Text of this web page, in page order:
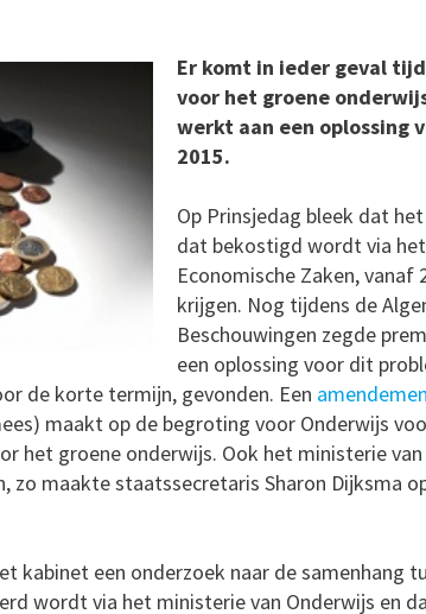
Er komt in ieder geval
voor het groene
werkt aan een oplossing
2015.
Op Prinsjedag bleek dat
dat bekostigd wordt via
Economische Zaken, vanaf
krijgen. Nog tijdens de
Beschouwingen zegde
een oplossing voor dit
de korte termijn, gevonden. Een
maakt op de begroting voor Onderwijs
het groene onderwijs. Ook het ministerie
zo maakte staatssecretaris Sharon Dijksma
kabinet een onderzoek naar de samenhang
wordt via het ministerie van Onderwijs en